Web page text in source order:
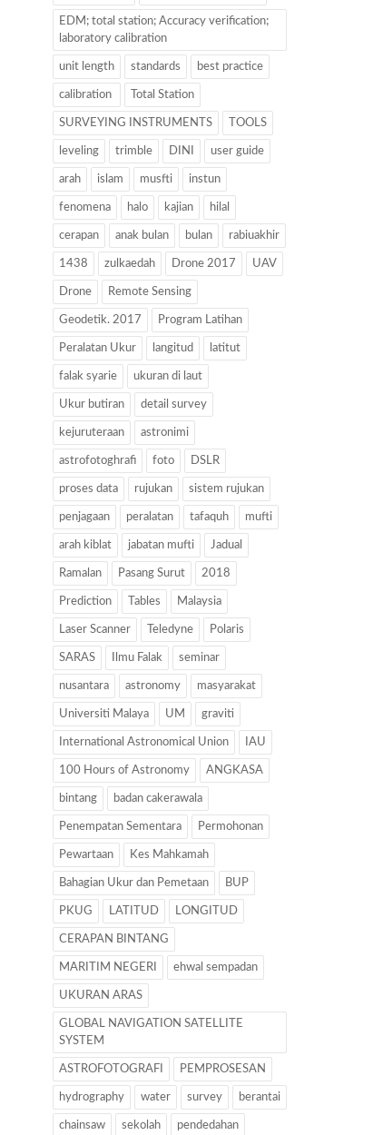
EDM; total station; Accuracy verification;
laboratory calibration
unit length standards best practice
calibration Total Station
SURVEYING INSTRUMENTS TOOLS
leveling trimble DINI user guide
arah islam musfti instun
fenomena halo kajian hilal
cerapan anak bulan bulan rabiuakhir
1438 zulkaedah Drone 2017 UAV
Drone Remote Sensing
Geodetik. 2017 Program Latihan
Peralatan Ukur langitud latitut
falak syarie ukuran di laut
Ukur butiran detail survey
kejuruteraan astronimi
astrofotoghrafi foto DSLR
proses data rujukan sistem rujukan
penjagaan peralatan tafaquh mufti
arah kiblat jabatan mufti Jadual
Ramalan Pasang Surut 2018
Prediction Tables Malaysia
Laser Scanner Teledyne Polaris
SARAS Ilmu Falak seminar
nusantara astronomy masyarakat
Universiti Malaya UM graviti
International Astronomical Union IAU
100 Hours of Astronomy ANGKASA
bintang badan cakerawala
Penempatan Sementara Permohonan
Pewartaan Kes Mahkamah
Bahagian Ukur dan Pemetaan BUP
PKUG LATITUD LONGITUD
CERAPAN BINTANG
MARITIM NEGERI ehwal sempadan
UKURAN ARAS
GLOBAL NAVIGATION SATELLITE
SYSTEM
ASTROFOTOGRAFI PEMPROSESAN
hydrography water survey berantai
chainsaw sekolah pendedahan